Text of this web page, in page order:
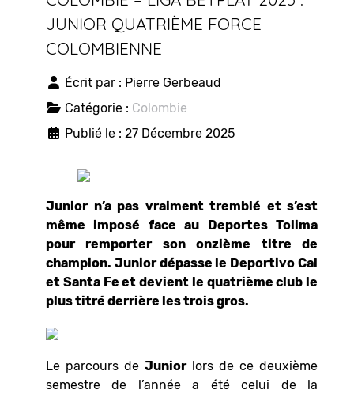
JUNIOR QUATRIÈME FORCE
COLOMBIENNE
Écrit par : Pierre Gerbeaud
Catégorie : Colombie
Publié le : 27 Décembre 2025
Junior n’a pas vraiment tremblé et s’est
même imposé face au Deportes Tolima
pour remporter son onzième titre de
champion. Junior dépasse le Deportivo Cal
et Santa Fe et devient le quatrième club le
plus titré derrière les trois gros.
Le parcours de Juniorlors de ce deuxième
semestre de l’année a été celui de la